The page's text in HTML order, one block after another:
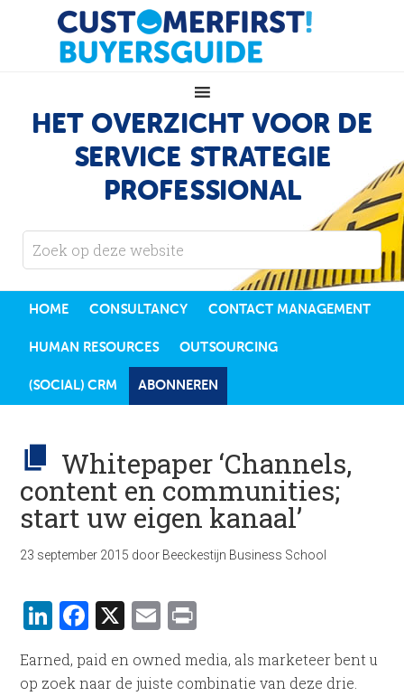
HET OVERZICHT VOOR DE
SERVICE STRATEGIE
PROFESSIONAL
HOME CONSULTANCY CONTACT MANAGEMENT
HUMAN RESOURCES OUTSOURCING
(SOCIAL) CRM ABONNEREN
Whitepaper ‘Channels,
content en communities;
start uw eigen kanaal’
23 september 2015 door Beeckestijn Business School
LinkedIn
Facebook
X Email
Earned, paid en owned media, als marketeer bent u
op zoek naar de juiste combinatie van deze drie.